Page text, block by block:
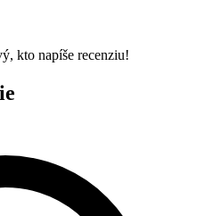
kto napíše recenziu!